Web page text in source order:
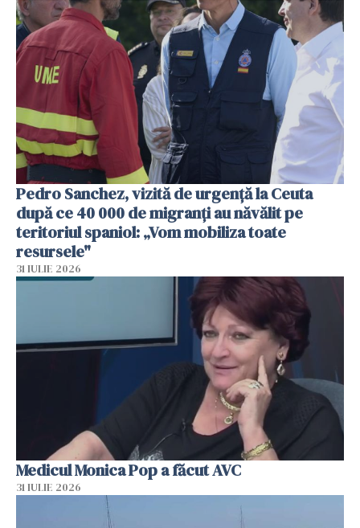
Pedro Sanchez, vizită de urgență la Ceuta
după ce 40 000 de migranți au năvălit pe
teritoriul spaniol: „Vom mobiliza toate
resursele"
31 IULIE 2026
Medicul Monica Pop a făcut AVC
31 IULIE 2026